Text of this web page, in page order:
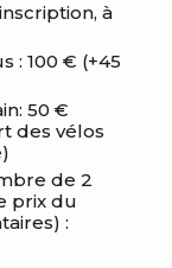
à
: 100 € (+45
50 €
des vélos
de 2
prix du
: